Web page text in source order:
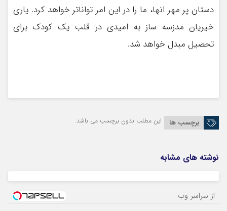
دستان پر مهر انها، ما را در این امر تواناتر خواهد کرد. یاری
خیریان مدزسه ساز به امیدی در قلب یک کودک برای
تحصیل مبدل خواهد شد.
برچسب ها این مطلب بدون برچسب می باشد.
نوشته های مشابه
از سراسر وب